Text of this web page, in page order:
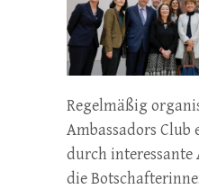
Regelmäßig
Ambassadors
durch
die